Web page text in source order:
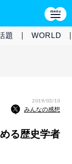
題 WORLD
2019/03/10
みんなの感想
る歴史学者